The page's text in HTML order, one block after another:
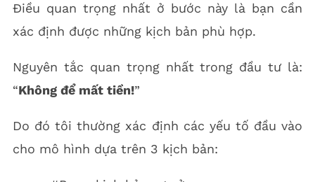
Điều quan trọng nhất ở bước này là bạn cần
xác định được những kịch bản phù hợp.
Nguyên tắc quan trọng nhất trong đầu tư là:
“Không để mất tiền!”
Do đó tôi thường xác định các yếu tố đầu vào
cho mô hình dựa trên 3 kịch bản: